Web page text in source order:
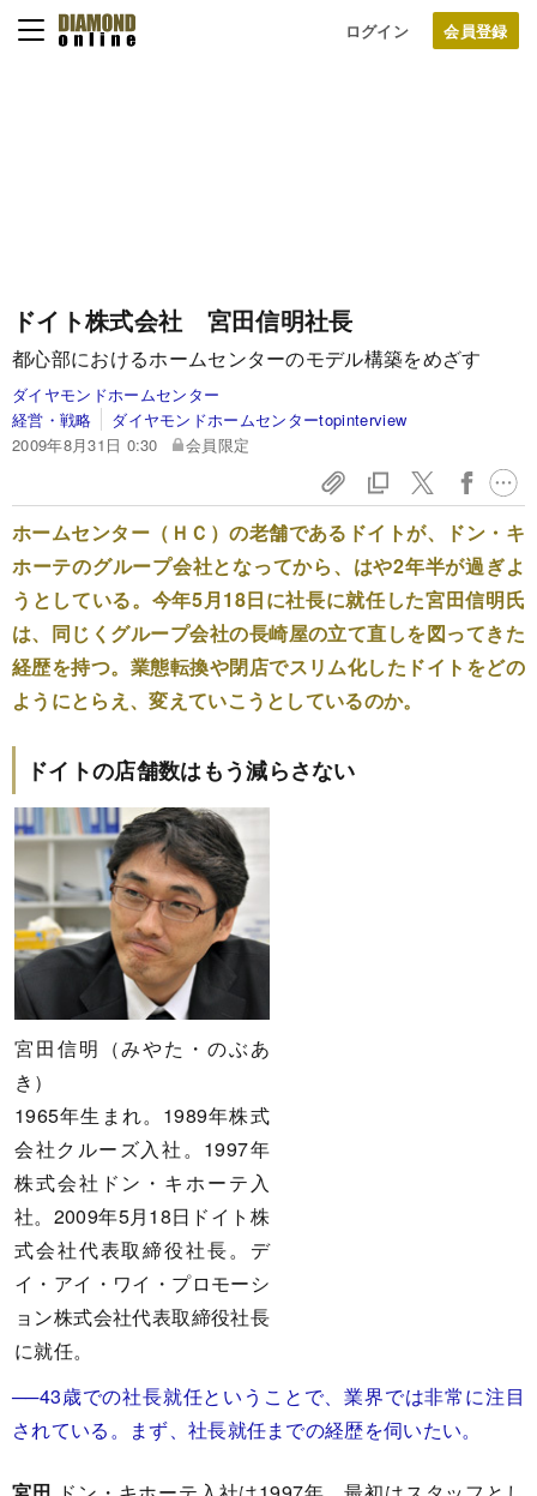
ログイン
ドイト株式会社 宮田信明社長
都心部におけるホームセンターのモデル構築をめざす
ダイヤモンドホームセンター
経営・戦略
ダイヤモンドホームセンターtopinterview
2009年8月31日 0:30
会員限定
ホームセンター（ＨＣ）の老舗であるドイトが、ドン・キ
ホーテのグループ会社となってから、はや2年半が過ぎよ
うとしている。今年5月18日に社長に就任した宮田信明氏
は、同じくグループ会社の長崎屋の立て直しを図ってきた
経歴を持つ。業態転換や閉店でスリム化したドイトをどの
ようにとらえ、変えていこうとしているのか。
ドイトの店舗数はもう減らさない
宮田信明（みやた・のぶあ
き）
1965年生まれ。1989年株式
会社クルーズ入社。1997年
株式会社ドン・キホーテ入
社。2009年5月18日ドイト株
式会社代表取締役社長。デ
イ・アイ・ワイ・プロモーシ
ョン株式会社代表取締役社長
に就任。
──43歳での社長就任ということで、業界では非常に注目
されている。まず、社長就任までの経歴を伺いたい。